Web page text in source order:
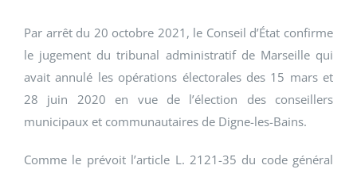
Par arrêt du 20 octobre 2021, le Conseil d’État confirme
le jugement du tribunal administratif de Marseille qui
avait annulé les opérations électorales des 15 mars et
28 juin 2020 en vue de l’élection des conseillers
municipaux et communautaires de Digne-les-Bains.
Comme le prévoit l’article L. 2121-35 du code général